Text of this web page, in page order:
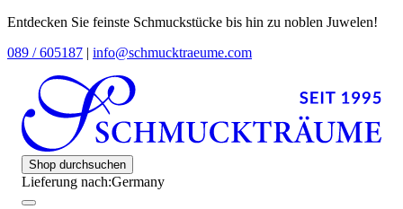
Entdecken Sie feinste Schmuckstücke bis hin zu noblen Juwelen!
089 / 605187 | info@schmucktraeume.com
Shop durchsuchen
Lieferung nach:Germany